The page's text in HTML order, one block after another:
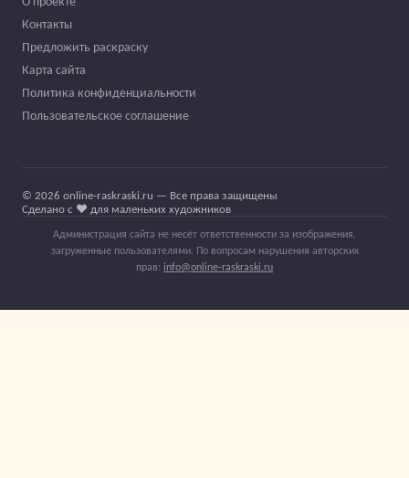
Контакты
Предложить раскраску
Карта сайта
Политика конфиденциальности
Пользовательское соглашение
© 2026 online-raskraski.ru — Все права защищены
Сделано с ❤️ для маленьких художников
Администрация сайта не несёт ответственности за изображения,
загруженные пользователями. По вопросам нарушения авторских
прав: info@online-raskraski.ru